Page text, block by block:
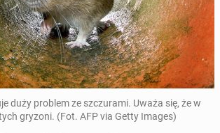
duży problem ze szczurami. Uważa się, że w
gryzoni. (Fot. AFP via Getty Images)